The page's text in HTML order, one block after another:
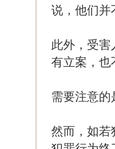
说，他们并
此外，受害
有立案，也
需要注意的
然而，如若